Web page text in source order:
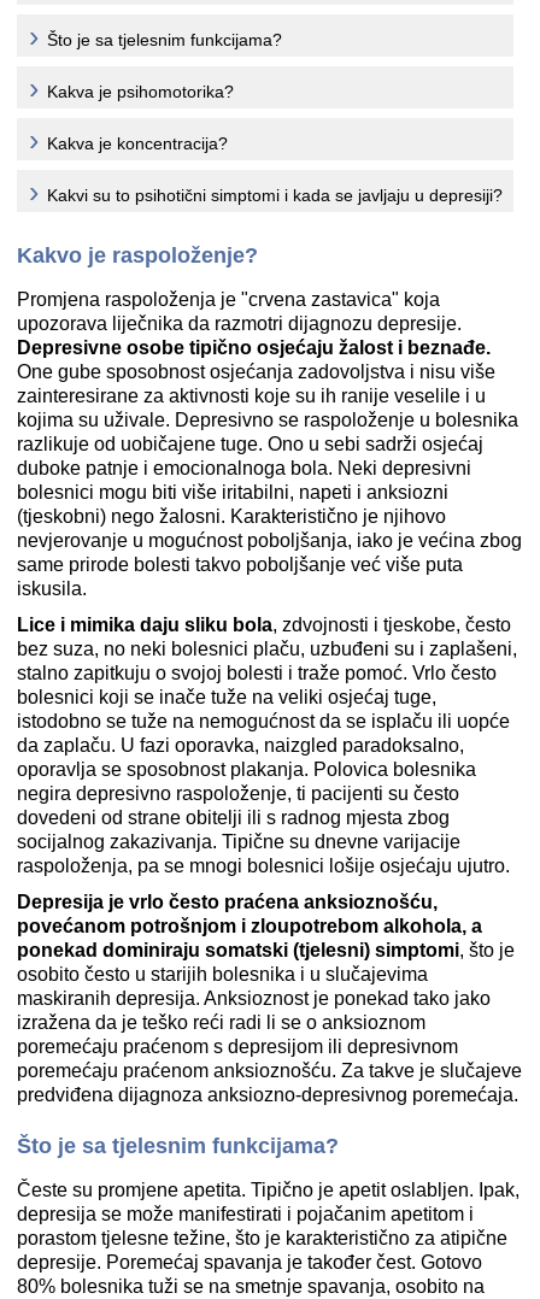
Što je sa tjelesnim funkcijama?
Kakva je psihomotorika?
Kakva je koncentracija?
Kakvi su to psihotični simptomi i kada se javljaju u depresiji?
Kakvo je raspoloženje?
Promjena raspoloženja je "crvena zastavica" koja
upozorava liječnika da razmotri dijagnozu depresije.
Depresivne osobe tipično osjećaju žalost i beznađe.
One gube sposobnost osjećanja zadovoljstva i nisu više
zainteresirane za aktivnosti koje su ih ranije veselile i u
kojima su uživale. Depresivno se raspoloženje u bolesnika
razlikuje od uobičajene tuge. Ono u sebi sadrži osjećaj
duboke patnje i emocionalnoga bola. Neki depresivni
bolesnici mogu biti više iritabilni, napeti i anksiozni
(tjeskobni) nego žalosni. Karakteristično je njihovo
nevjerovanje u mogućnost poboljšanja, iako je većina zbog
same prirode bolesti takvo poboljšanje već više puta
iskusila.
Lice i mimika daju sliku bola, zdvojnosti i tjeskobe, često
bez suza, no neki bolesnici plaču, uzbuđeni su i zaplašeni,
stalno zapitkuju o svojoj bolesti i traže pomoć. Vrlo često
bolesnici koji se inače tuže na veliki osjećaj tuge,
istodobno se tuže na nemogućnost da se isplaču ili uopće
da zaplaču. U fazi oporavka, naizgled paradoksalno,
oporavlja se sposobnost plakanja. Polovica bolesnika
negira depresivno raspoloženje, ti pacijenti su često
dovedeni od strane obitelji ili s radnog mjesta zbog
socijalnog zakazivanja. Tipične su dnevne varijacije
raspoloženja, pa se mnogi bolesnici lošije osjećaju ujutro.
Depresija je vrlo često praćena anksioznošću,
povećanom potrošnjom i zloupotrebom alkohola, a
ponekad dominiraju somatski (tjelesni) simptomi, što je
osobito često u starijih bolesnika i u slučajevima
maskiranih depresija. Anksioznost je ponekad tako jako
izražena da je teško reći radi li se o anksioznom
poremećaju praćenom s depresijom ili depresivnom
poremećaju praćenom anksioznošću. Za takve je slučajeve
predviđena dijagnoza anksiozno-depresivnog poremećaja.
Što je sa tjelesnim funkcijama?
Česte su promjene apetita. Tipično je apetit oslabljen. Ipak,
depresija se može manifestirati i pojačanim apetitom i
porastom tjelesne težine, što je karakteristično za atipične
depresije. Poremećaj spavanja je također čest. Gotovo
80% bolesnika tuži se na smetnje spavanja, osobito na